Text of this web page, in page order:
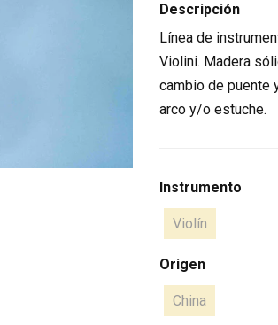
Descripción
Línea de
Violini. Madera
cambio de puente
arco y/o estuche.
Instrumento
Violín
Origen
China